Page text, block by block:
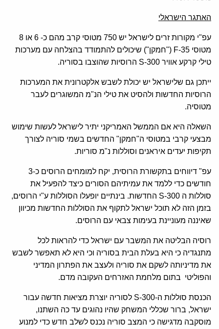
האתגר הישראלי
עפ"י מקורות זרים לישראל יש 750 מטוסי קרב מהם כ- 6 או 8
מטוסי 35-F ("חמקן") שיכולים להתמודד בהצלחה עם מערכות
טילי קרקע אוויר 300-S הרוסיות שהוצבו בסוריה.
ייתכן גם שלישראל יש יכולת לשבש אלקטרונית את המערכות
הרוסיות החדשות ולהסיט את טילי הנ"מ המשוגרים לעבר
מטוסיה.
השאלה היא אם הממשל האמריקני יתיר לישראל לעשות שימוש
מבצעי קרבי במטוסי ה"חמקן" החדשים בשמי סוריה לצורך
תקיפות יעדים איראנים וסוללות נ"מ סוריות.
עפ" דיווחים בתקשורת הרוסית, יקח למומחים הרוסים כ-3
חודשים כדי ללמד את עמיתיהם הסורים כיצד להפעיל את
סוללות ה 300-S החדשות. בינתיים יופעלו הסוללות ע"י הרוסים,
בזמן הזה לא תוכל ישראל לתקוף את הסוללות החדשות מכיוון
שאיננה מעוניינת בעימות צבאי עם הרוסים.
רוסיה הבליטה את המשבר עם ישראל כדי להראות לכל
מתנגדיה כי היא בעלת הבית בסוריה וכי היא לא תאפשר לשבש
את מדיניותה לשקם את סוריה ולעצב את הפתרון המדיני
והפוליטי בתום מלחמת האזרחים העקובה מדם.
הכנסת סוללות ה-300-S לסוריה יוצרת מציאות חדשה עבור
ישראל, ברור שכללי המשחק שהיו נהוגים עד כה השתנו,
מוסקבה מדגישה כי המצב סוריה נכנס לשלב חדש כדי למנוע